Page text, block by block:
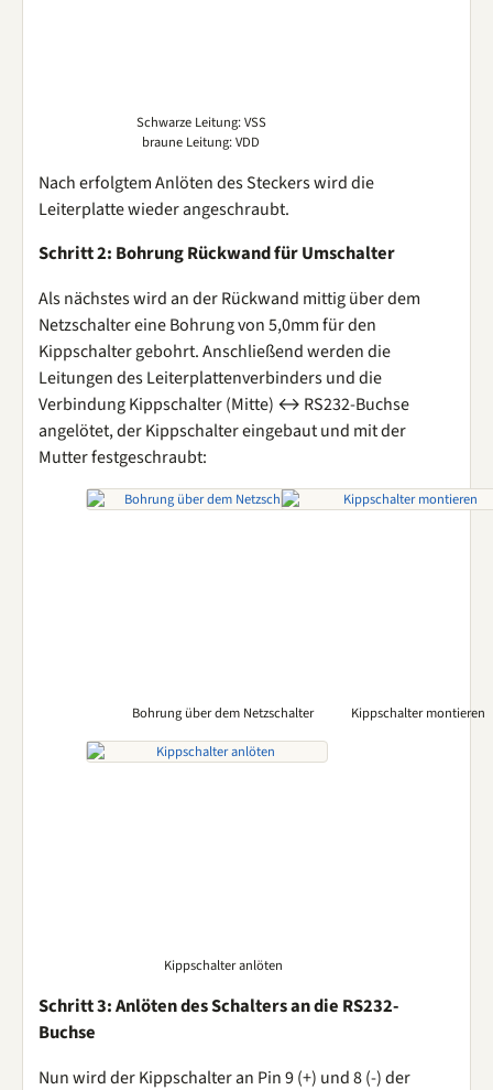
Schwarze Leitung: VSS
braune Leitung: VDD
Nach erfolgtem Anlöten des Steckers wird die
Leiterplatte wieder angeschraubt.
Schritt 2: Bohrung Rückwand für Umschalter
Als nächstes wird an der Rückwand mittig über dem
Netzschalter eine Bohrung von 5,0mm für den
Kippschalter gebohrt. Anschließend werden die
Leitungen des Leiterplattenverbinders und die
Verbindung Kippschalter (Mitte) ↔ RS232-Buchse
angelötet, der Kippschalter eingebaut und mit der
Mutter festgeschraubt:
Bohrung über dem Netzschalter Kippschalter montieren
Kippschalter anlöten
Schritt 3: Anlöten des Schalters an die RS232-
Buchse
Nun wird der Kippschalter an Pin 9 (+) und 8 (-) der